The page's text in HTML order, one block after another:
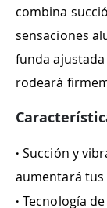
combina
sensaciones
funda
rodeará
·Succión y
aumentará tus
·Tecnología